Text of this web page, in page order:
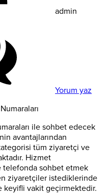
admin
Yorum yaz
ile sohbet edecek
avantajlarından
tüm ziyaretçi ve
Hizmet
telefonda sohbet etmek
ziyaretçiler istediklerinde
keyifli vakit geçirmektedir.